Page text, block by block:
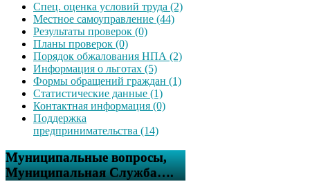
Спец. оценка условий труда (2)
Местное самоуправление (44)
Результаты проверок (0)
Планы проверок (0)
Порядок обжалования НПА (2)
Информация о льготах (5)
Формы обращений граждан (1)
Статистические данные (1)
Контактная информация (0)
Поддержка
предпринимательства (14)
Муниципальные вопросы,
Муниципальная Служба….